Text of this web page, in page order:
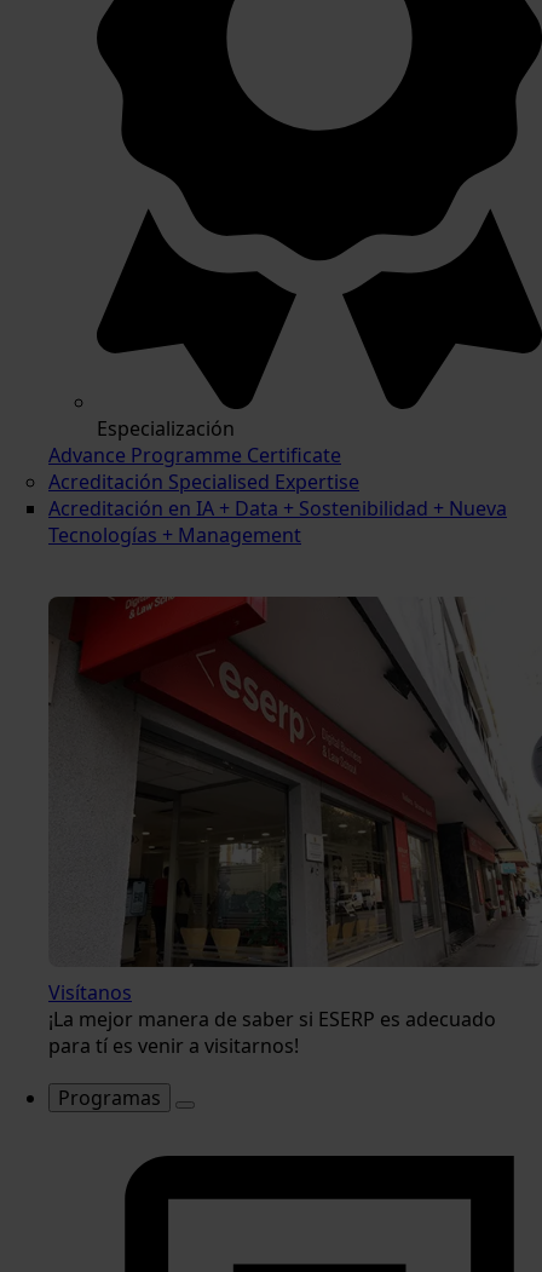
Especialización
Advance Programme Certificate
Acreditación Specialised Expertise
Acreditación en IA + Data + Sostenibilidad + Nueva
Tecnologías + Management
Visítanos
¡La mejor manera de saber si ESERP es adecuado
para tí es venir a visitarnos!
Programas